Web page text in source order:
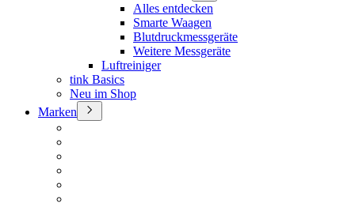
Alles entdecken
Smarte Waagen
Blutdruckmessgeräte
Weitere Messgeräte
Luftreiniger
tink Basics
Neu im Shop
Marken